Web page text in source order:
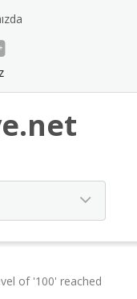
of '100' reached